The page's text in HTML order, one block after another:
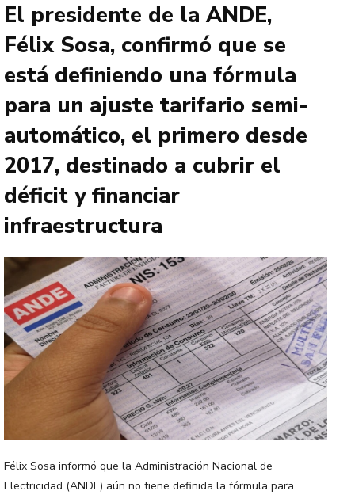
El presidente de la ANDE,
Félix Sosa, confirmó que se
está definiendo una fórmula
para un ajuste tarifario semi-
automático, el primero desde
2017, destinado a cubrir el
déficit y financiar
infraestructura
Félix Sosa informó que la Administración Nacional de
Electricidad (ANDE) aún no tiene definida la fórmula para